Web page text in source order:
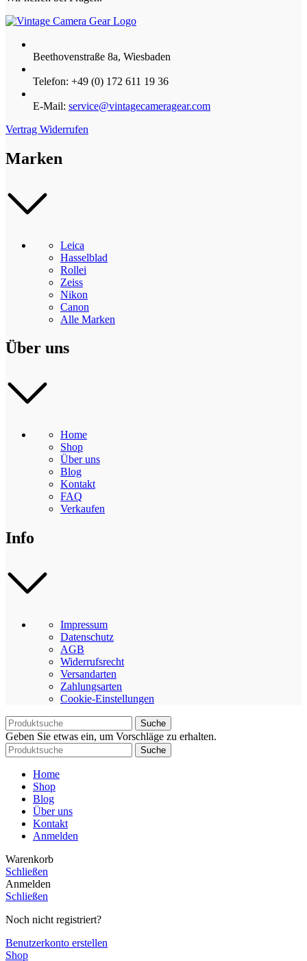
Beethovenstraße 8a, Wiesbaden
Telefon: +49 (0) 172 611 19 36
E-Mail: service@vintagecameragear.com
Vertrag Widerrufen
Marken
Leica
Hasselblad
Rollei
Zeiss
Nikon
Canon
Alle Marken
Über uns
Home
Shop
Über uns
Blog
Kontakt
FAQ
Verkaufen
Info
Impressum
Datenschutz
AGB
Widerrufsrecht
Versandarten
Zahlungsarten
Cookie-Einstellungen
Suche
Geben Sie etwas ein, um Vorschläge zu erhalten.
Suche
Home
Shop
Blog
Über uns
Kontakt
Anmelden
Warenkorb
Schließen
Anmelden
Schließen
Noch nicht registriert?
Benutzerkonto erstellen
Shop